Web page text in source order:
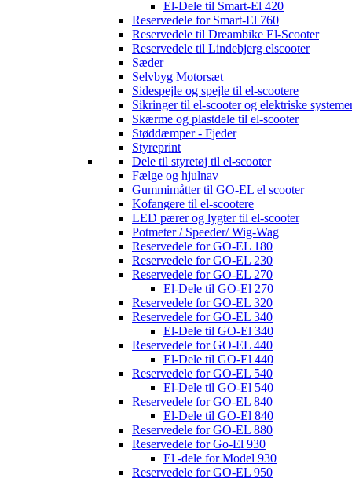
El-Dele til Smart-El 420
Reservedele for Smart-El 760
Reservedele til Dreambike El-Scooter
Reservedele til Lindebjerg elscooter
Sæder
Selvbyg Motorsæt
Sidespejle og spejle til el-scootere
Sikringer til el-scooter og elektriske
Skærme og plastdele til el-scooter
Støddæmper - Fjeder
Styreprint
Dele til styretøj til el-scooter
Fælge og hjulnav
Gummimåtter til GO-EL el scooter
Kofangere til el-scootere
LED pærer og lygter til el-scooter
Potmeter / Speeder/ Wig-Wag
Reservedele for GO-EL 180
Reservedele for GO-EL 230
Reservedele for GO-EL 270
El-Dele til GO-El 270
Reservedele for GO-EL 320
Reservedele for GO-EL 340
El-Dele til GO-El 340
Reservedele for GO-EL 440
El-Dele til GO-El 440
Reservedele for GO-EL 540
El-Dele til GO-El 540
Reservedele for GO-EL 840
El-Dele til GO-El 840
Reservedele for GO-EL 880
Reservedele for Go-El 930
El -dele for Model 930
Reservedele for GO-EL 950